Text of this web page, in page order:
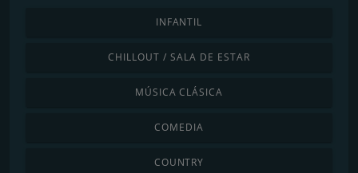
INFANTIL
CHILLOUT / SALA DE ESTAR
MÚSICA CLÁSICA
COMEDIA
COUNTRY